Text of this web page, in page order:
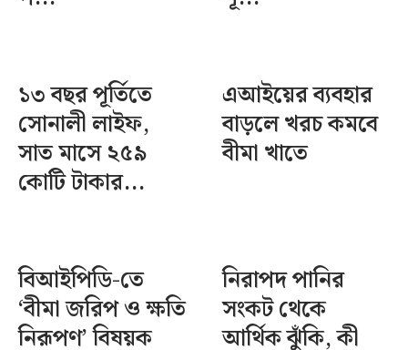
১৩ বছর পূর্তিতে
সোনালী লাইফ,
সাত মাসে ২৫৯
কোটি টাকার...
এআইয়ের ব্যবহার
বাড়লে খরচ কমবে
বীমা খাতে
বিআইপিডি-তে
‘বীমা জরিপ ও ক্ষতি
নিরূপণ’ বিষয়ক
নিরাপদ পানির
সংকট থেকে
আর্থিক ঝুঁকি, কী